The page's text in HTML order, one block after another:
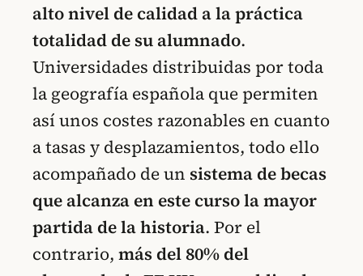
alto nivel de calidad a la práctica
totalidad de su alumnado.
Universidades distribuidas por toda
la geografía española que permiten
así unos costes razonables en cuanto
a tasas y desplazamientos, todo ello
acompañado de un sistema de becas
que alcanza en este curso la mayor
partida de la historia. Por el
contrario, más del 80% del